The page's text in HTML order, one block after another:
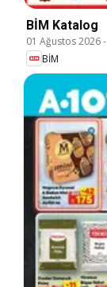
BİM Katalog
01 Ağustos 2026-
BİM